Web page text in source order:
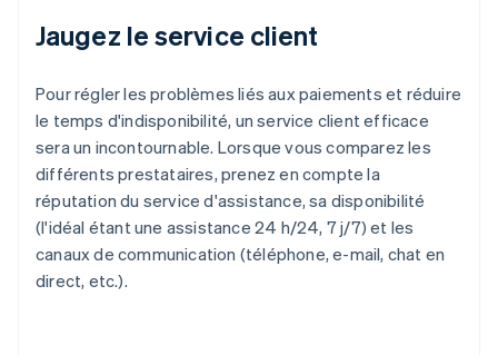
Jaugez le service client
Pour régler les problèmes liés aux paiements et réduire
le temps d'indisponibilité, un service client efficace
sera un incontournable. Lorsque vous comparez les
différents prestataires, prenez en compte la
réputation du service d'assistance, sa disponibilité
(l'idéal étant une assistance 24 h/24, 7 j/7) et les
canaux de communication (téléphone, e-mail, chat en
direct, etc.).